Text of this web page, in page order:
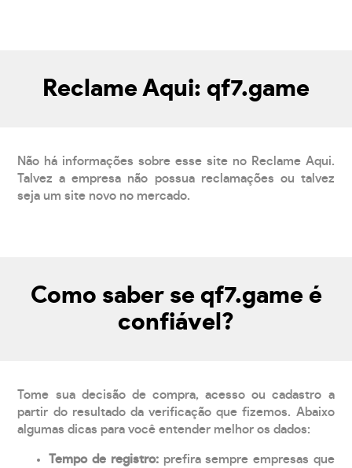
Reclame Aqui: qf7.game
Não há informações sobre esse site no Reclame Aqui.
Talvez a empresa não possua reclamações ou talvez
seja um site novo no mercado.
Como saber se qf7.game é
confiável?
Tome sua decisão de compra, acesso ou cadastro a
partir do resultado da verificação que fizemos. Abaixo
algumas dicas para você entender melhor os dados:
Tempo de registro: prefira sempre empresas que